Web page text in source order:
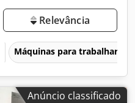
Relevância
Máquinas para trabalhar
Anúncio classificado